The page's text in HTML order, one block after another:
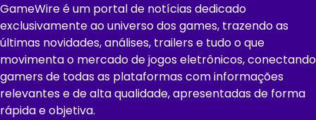
GameWire é um portal de notícias dedicado
exclusivamente ao universo dos games, trazendo as
últimas novidades, análises, trailers e tudo o que
movimenta o mercado de jogos eletrônicos, conectando
gamers de todas as plataformas com informações
relevantes e de alta qualidade, apresentadas de forma
rápida e objetiva.